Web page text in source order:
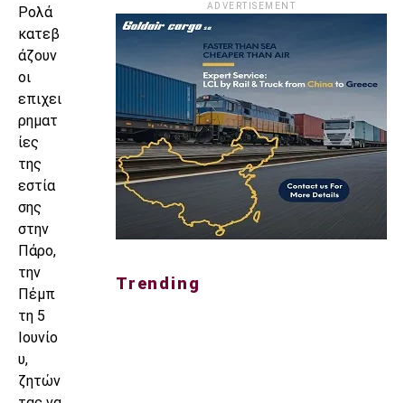
Ρολά
κατεβ
άζουν
οι
επιχει
ρηματ
ίες
της
εστία
σης
στην
Πάρο,
την
Πέμπ
τη 5
Ιουνίο
υ,
ζητών
ADVERTISEMENT
Trending